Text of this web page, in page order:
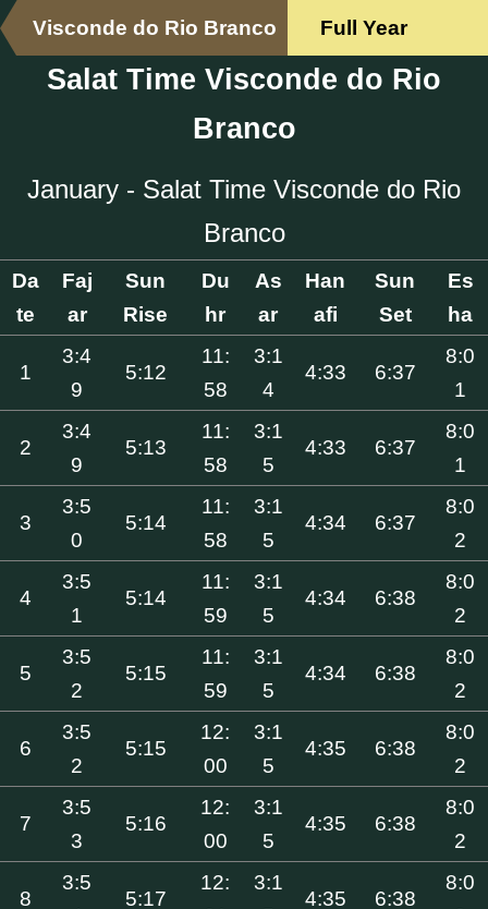
Visconde do Rio Branco Full Year
Salat Time Visconde do Rio
Branco
January - Salat Time Visconde do Rio
Branco
Da
te
Faj
ar
Sun
Rise
Du
hr
As
ar
Han
afi
Sun
Set
Es
ha
1
3:4
9
5:12
11:
58
3:1
4
4:33 6:37
8:0
1
2
3:4
9
5:13
11:
58
3:1
5
4:33 6:37
8:0
1
3
3:5
0
5:14
11:
58
3:1
5
4:34 6:37
8:0
2
4
3:5
1
5:14
11:
59
3:1
5
4:34 6:38
8:0
2
5
3:5
2
5:15
11:
59
3:1
5
4:34 6:38
8:0
2
6
3:5
2
5:15
12:
00
3:1
5
4:35 6:38
8:0
2
7
3:5
3
5:16
12:
00
3:1
5
4:35 6:38
8:0
2
8
3:5
5:17
12:
3:1
4:35 6:38
8:0